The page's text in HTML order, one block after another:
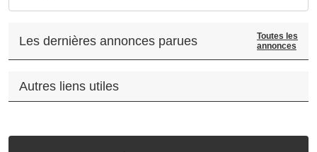
Les dernières annonces parues
Toutes les
annonces
Autres liens utiles
.